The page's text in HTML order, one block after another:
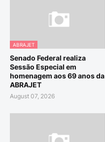
ABRAJET
Senado Federal realiza
Sessão Especial em
homenagem aos 69 anos da
ABRAJET
August 07, 2026